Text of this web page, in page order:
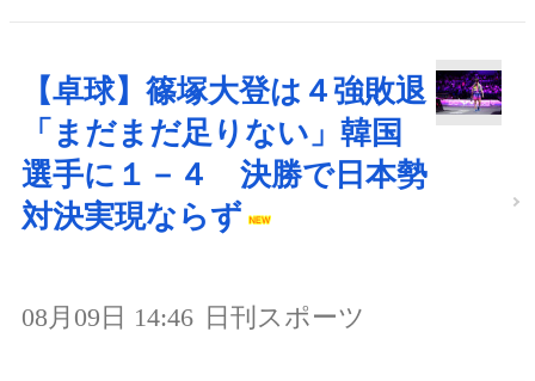
【卓球】篠塚大登は４強敗退
「まだまだ足りない」韓国
選手に１－４ 決勝で日本勢
対決実現ならず
08月09日 14:46 日刊スポーツ